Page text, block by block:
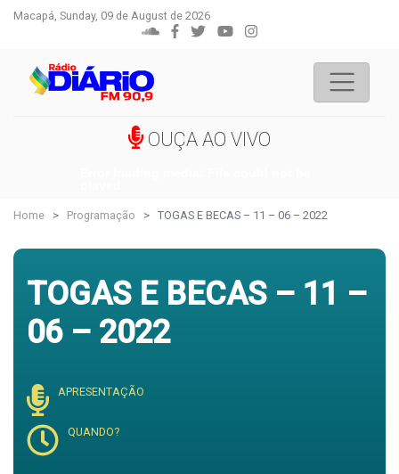
Macapá, Sunday, 09 de August de 2026
OUÇA AO VIVO
Home Programação TOGAS E BECAS – 11 – 06 – 2022
TOGAS E BECAS – 11 –
06 – 2022
APRESENTAÇÃO
QUANDO?